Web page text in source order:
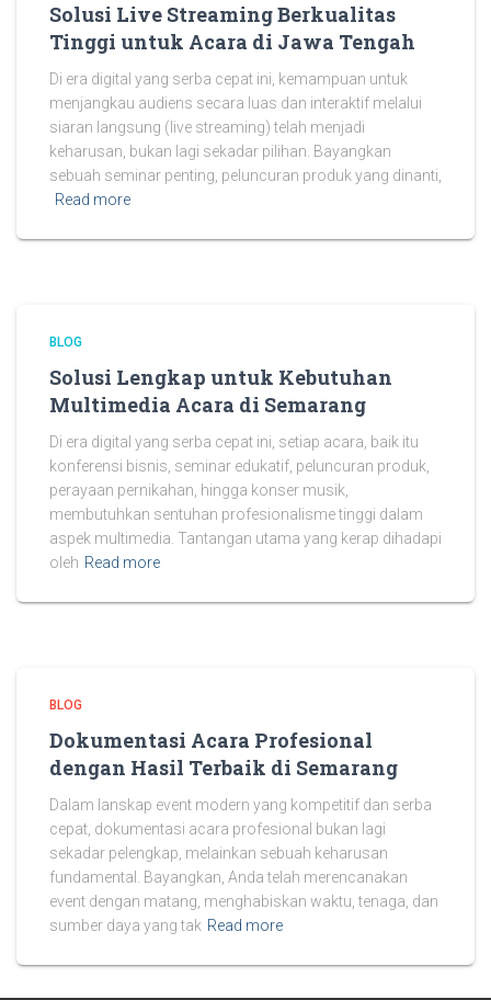
Solusi Live Streaming Berkualitas
Tinggi untuk Acara di Jawa Tengah
Di era digital yang serba cepat ini, kemampuan untuk
menjangkau audiens secara luas dan interaktif melalui
siaran langsung (live streaming) telah menjadi
keharusan, bukan lagi sekadar pilihan. Bayangkan
sebuah seminar penting, peluncuran produk yang dinanti,
Read more
BLOG
Solusi Lengkap untuk Kebutuhan
Multimedia Acara di Semarang
Di era digital yang serba cepat ini, setiap acara, baik itu
konferensi bisnis, seminar edukatif, peluncuran produk,
perayaan pernikahan, hingga konser musik,
membutuhkan sentuhan profesionalisme tinggi dalam
aspek multimedia. Tantangan utama yang kerap dihadapi
oleh Read more
BLOG
Dokumentasi Acara Profesional
dengan Hasil Terbaik di Semarang
Dalam lanskap event modern yang kompetitif dan serba
cepat, dokumentasi acara profesional bukan lagi
sekadar pelengkap, melainkan sebuah keharusan
fundamental. Bayangkan, Anda telah merencanakan
event dengan matang, menghabiskan waktu, tenaga, dan
sumber daya yang tak Read more